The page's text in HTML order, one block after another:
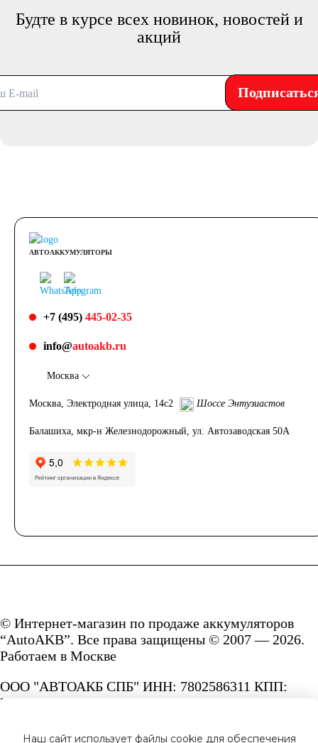
Будте в курсе всех новинок, новостей и
акций
АВТОАККУМУЛЯТОРЫ
+7 (495) 445-02-35
info@autoakb.ru
Москва
Москва, Электродная улица, 14с2 Шоссе Энтузиастов
Балашиха, мкр-н Железнодорожный, ул. Автозаводская 50А
© Интернет-магазин по продаже аккумуляторов
“AutoAKB”. Все права защищены © 2007 — 2026.
Работаем в Москве
ООО "АВТОАКБ СПБ" ИНН: 7802586311 КПП:
780201001 ОГРН: 1167847287156.
Сайт под защитой reCAPTCHA и Google
Наш сайт использует файлы cookie для обеспечения